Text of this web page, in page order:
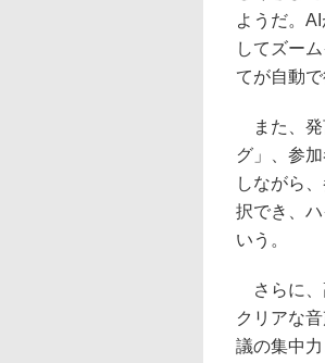
ようだ。
してズー
てが自動
また、発
グ」、参
しながら
択でき、
いう。
さらに、
クリアな
議の集中力